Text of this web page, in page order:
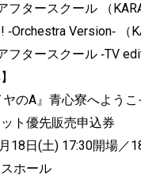
フタースクール （
‐Orchestra Version‐ （
フタースクール ‐TV
ヤのA』青心寮へよう
ト優先販売申込券
18日(土) 17:30開場／
ホール